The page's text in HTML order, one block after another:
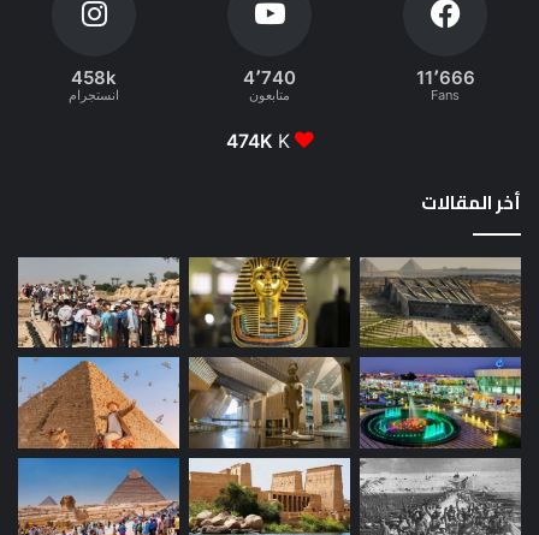
11٬666
Fans
4٬740
متابعون
458k
انستجرام
474K K
أخر المقالات